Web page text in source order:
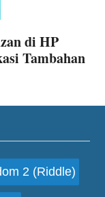
di HP
Tambahan
2 (Riddle)